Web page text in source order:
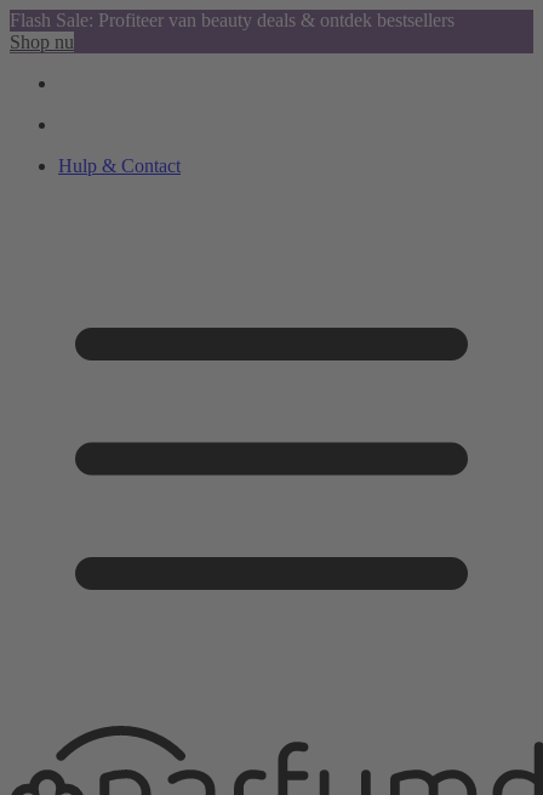
Flash Sale: Profiteer van beauty deals & ontdek bestsellers
Shop nu
Hulp & Contact